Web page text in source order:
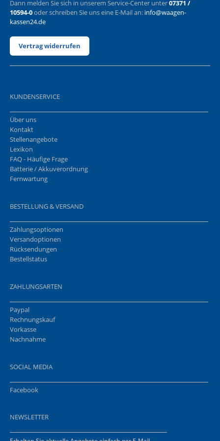
Dann melden Sie sich in unserem Service-Center unter07371 /
10594-0oder schreiben Sie uns eine E-Mail an: info@waagen-
kassen24.de
Vertrag widerrufen
KUNDENSERVICE
Über uns
Kontakt
Stellenangebote
Lexikon
FAQ - Häufige Frage
Batterie / Akkuverordnung
Fernwartung
BESTELLUNG & VERSAND
Zahlungsoptionen
Versandoptionen
Rücksendungen
Bestellstatus
ZAHLUNGSARTEN
Paypal
Rechnungskauf
Vorkasse
Nachnahme
SOCIAL MEDIA
Facebook
NEWSLETTER